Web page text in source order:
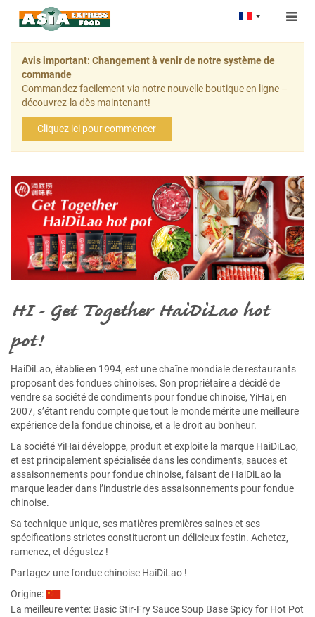
Avis important: Changement à venir de notre système de
commande
Commandez facilement via notre nouvelle boutique en ligne –
découvrez-la dès maintenant!
Cliquez ici pour commencer
HI - Get Together HaiDiLao hot
pot!
HaiDiLao, établie en 1994, est une chaîne mondiale de restaurants
proposant des fondues chinoises. Son propriétaire a décidé de
vendre sa société de condiments pour fondue chinoise, YiHai, en
2007, s’étant rendu compte que tout le monde mérite une meilleure
expérience de la fondue chinoise, et a le droit au bonheur.
La société YiHai développe, produit et exploite la marque HaiDiLao,
et est principalement spécialisée dans les condiments, sauces et
assaisonnements pour fondue chinoise, faisant de HaiDiLao la
marque leader dans l’industrie des assaisonnements pour fondue
chinoise.
Sa technique unique, ses matières premières saines et ses
spécifications strictes constitueront un délicieux festin. Achetez,
ramenez, et dégustez !
Partagez une fondue chinoise HaiDiLao !
Origine:
La meilleure vente: Basic Stir-Fry SauceSoup Base Spicy for Hot Pot